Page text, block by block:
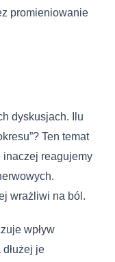
promieniowanie
dyskusjach. Ilu
Ten temat
inaczej reagujemy
wrażliwi na ból.
wpływ
je